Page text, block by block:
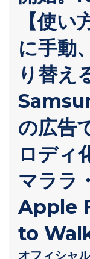
【使
に手動
り替え
の広告
ロディ
マララ
Apple
to
オフィシャ